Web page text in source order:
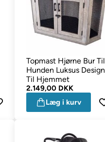
Topmast Hjørne Bur Til
Hunden Luksus Design
Til Hjemmet
2.149,00 DKK
Læg i kurv